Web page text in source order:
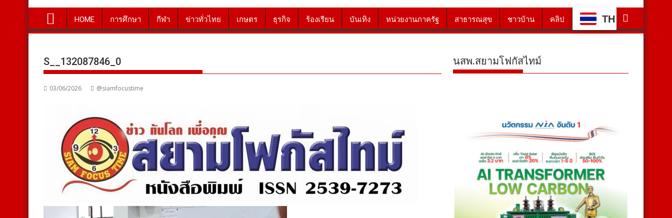
HOME การศึกษา กีฬา ข่าวทั่วไทย เกษตร ธุรกิจ ร้องเรียน บันเทิง หน่วยงานภาครัฐ สาธารณสุข ชาวบ้าน คลิป TH
S__132087846_0
03/06/2026 @siamfocustime
นสพ.สยามโฟกัสไทม์